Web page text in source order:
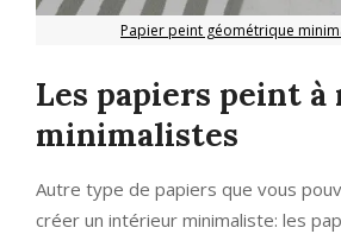
Papier peint géométrique
Les papiers peint à
minimalistes
Autre type de papiers que vous
créer un intérieur minimaliste: les